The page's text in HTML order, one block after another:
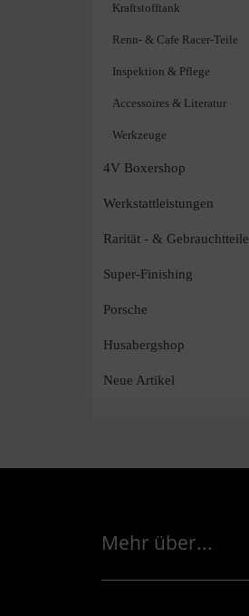
Kraftstofftank
Renn- & Cafe Racer-Teile
Inspektion & Pflege
Accessoires & Literatur
Werkzeuge
4V Boxershop
Werkstattleistungen
Rarität - & Gebrauchtteile
Super-Finishing
Porsche
Husabergshop
Neue Artikel
Mehr über...